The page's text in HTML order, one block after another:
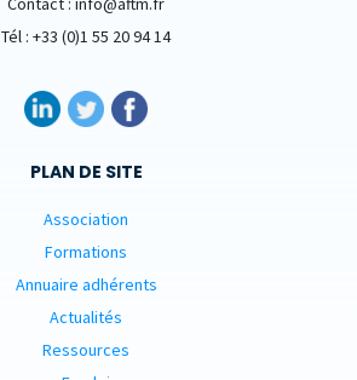
Tél : +33 (0)1 55 20 94 14
PLAN DE SITE
Association
Formations
Annuaire adhérents
Actualités
Ressources